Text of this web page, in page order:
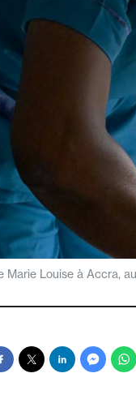
Marie Louise à Accra,